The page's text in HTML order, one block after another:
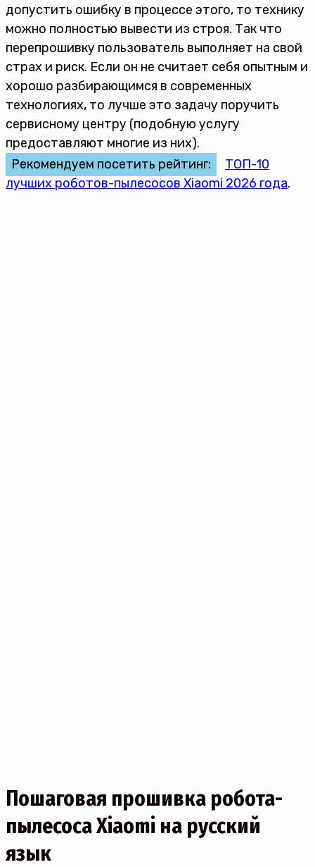
допустить ошибку в процессе этого, то технику
можно полностью вывести из строя. Так что
перепрошивку пользователь выполняет на свой
страх и риск. Если он не считает себя опытным и
хорошо разбирающимся в современных
технологиях, то лучше это задачу поручить
сервисному центру (подобную услугу
предоставляют многие из них).
Рекомендуем посетить рейтинг:
ТОП-10
лучших роботов-пылесосов Xiaomi 2026 года.
Пошаговая прошивка робота-
пылесоса Xiaomi на русский
язык